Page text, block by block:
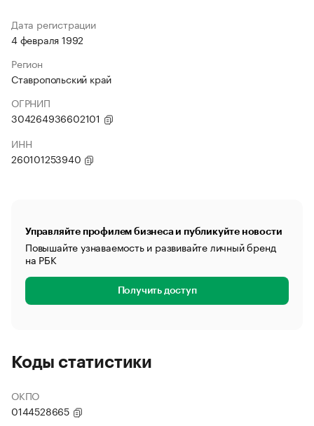
Дата регистрации
4 февраля 1992
Регион
Ставропольский край
ОГРНИП
304264936602101
ИНН
260101253940
Управляйте профилем бизнеса и публикуйте новости
Повышайте узнаваемость и развивайте личный бренд
на РБК
Получить доступ
Коды статистики
ОКПО
0144528665